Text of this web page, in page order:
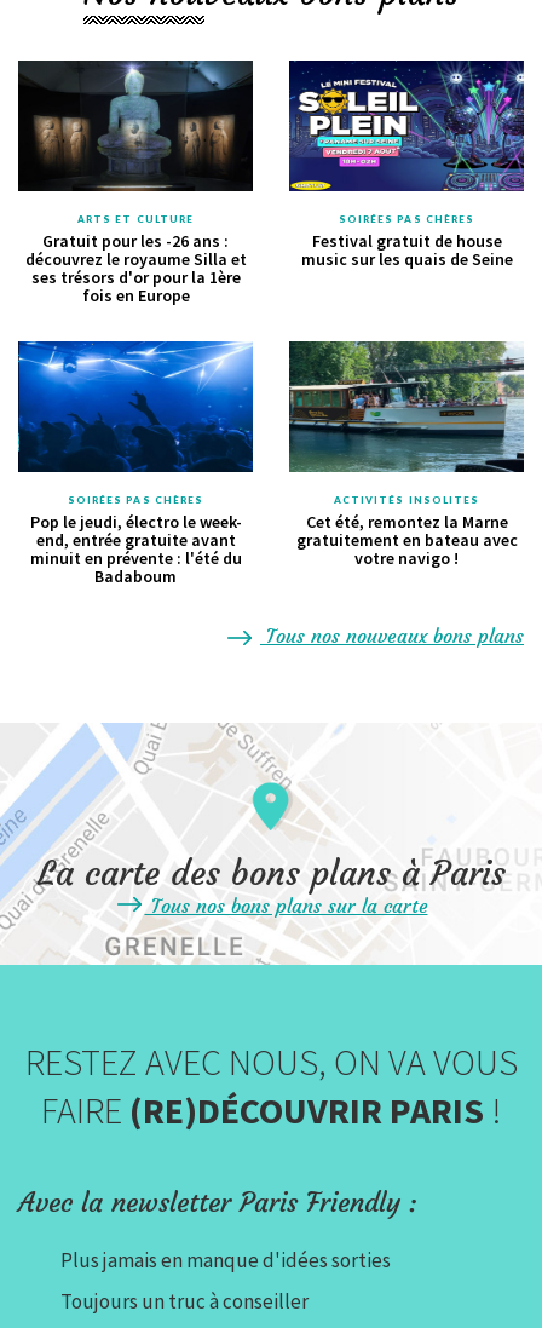
ARTS ET CULTURE
Gratuit pour les -26 ans :
découvrez le royaume Silla et
ses trésors d'or pour la 1ère
fois en Europe
SOIRÉES PAS CHÈRES
Festival gratuit de house
music sur les quais de Seine
SOIRÉES PAS CHÈRES
Pop le jeudi, électro le week-
end, entrée gratuite avant
minuit en prévente : l'été du
Badaboum
ACTIVITÉS INSOLITES
Cet été, remontez la Marne
gratuitement en bateau avec
votre navigo !
Tous nos nouveaux bons plans
La carte des bons plans à Paris
Tous nos bons plans sur la carte
RESTEZ AVEC NOUS, ON VA VOUS
FAIRE (RE)DÉCOUVRIR PARIS !
Avec la newsletter Paris Friendly :
Plus jamais en manque d'idées sorties
Toujours un truc à conseiller